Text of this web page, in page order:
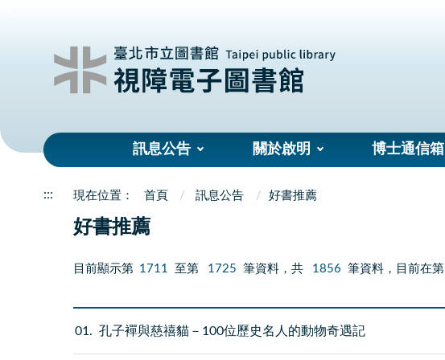
訊息公告 關於啟明 博士通信箱
::: 首頁 訊息公告 好書推薦
好書推薦
目前顯示第 1711 至第 1725 筆資料，共 1856 筆資料，目前在第
01 孔子襌與慈禧貓－100位歷史名人的動物奇遇記